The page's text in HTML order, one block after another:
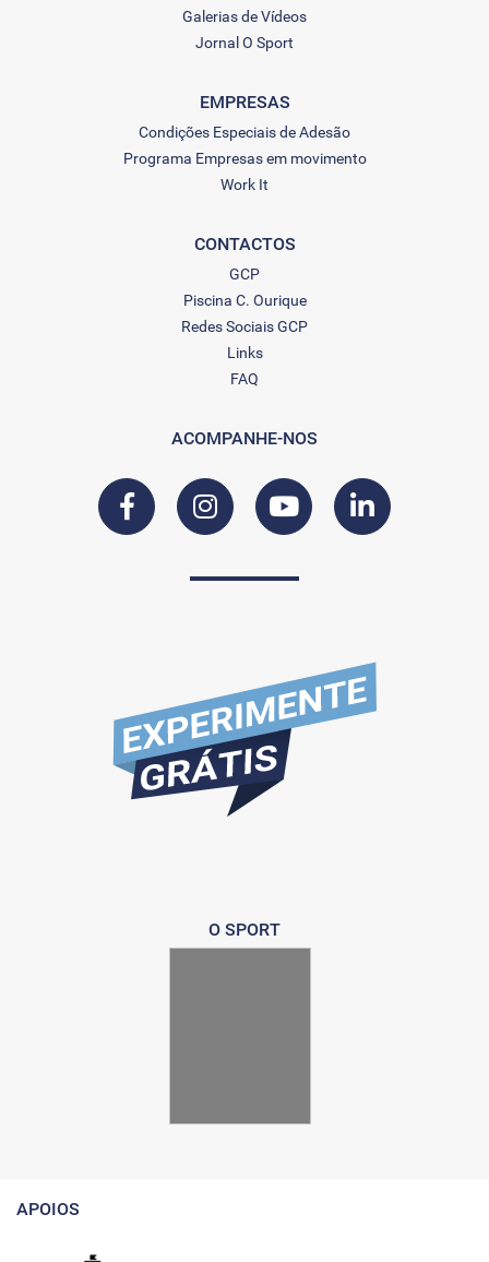
Galerias de Vídeos
Jornal O Sport
EMPRESAS
Condições Especiais de Adesão
Programa Empresas em movimento
Work It
CONTACTOS
GCP
Piscina C. Ourique
Redes Sociais GCP
Links
FAQ
ACOMPANHE-NOS
O SPORT
APOIOS